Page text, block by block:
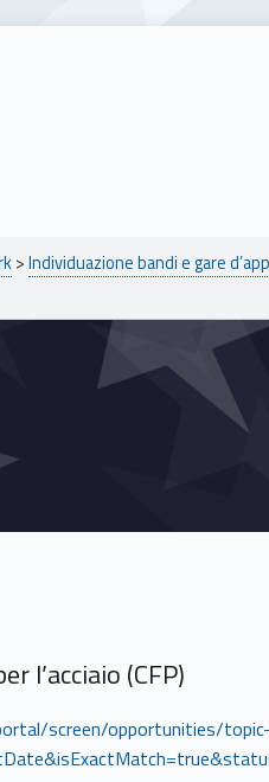
>Individuazione bandi e gare
l’acciaio (CFP)
screen/opportunities/